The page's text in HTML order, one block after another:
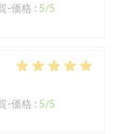
-価格 : 5/5
-価格 : 5/5